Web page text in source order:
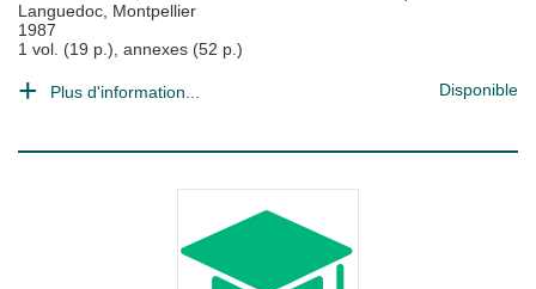
Languedoc, Montpellier
1987
1 vol. (19 p.), annexes (52 p.)
Plus d'information... Disponible